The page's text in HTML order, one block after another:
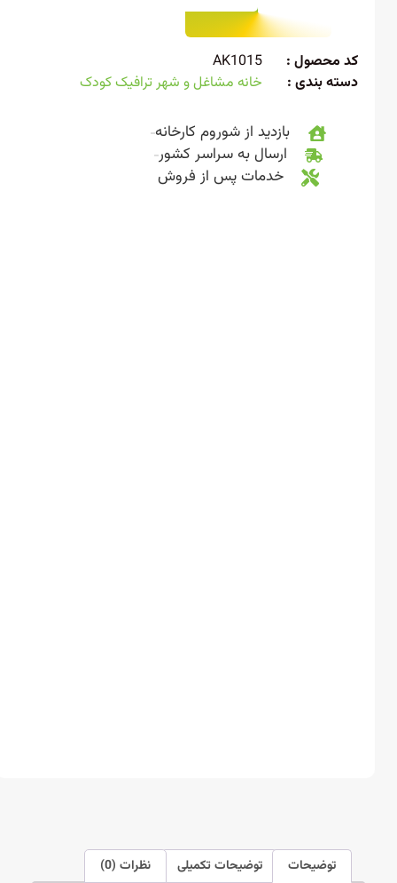
محصول :
AK1015
بندی :
خانه مشاغل و شهر ترافیک کودک
بازدید از شوروم کارخانه
ارسال به سراسر کشور
خدمات پس از فروش
توضیحات توضیحات تکمیلی نظرات (0)